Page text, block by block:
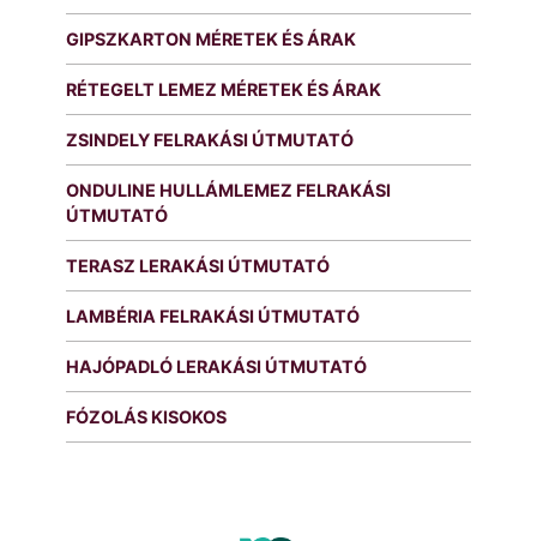
GIPSZKARTON MÉRETEK ÉS ÁRAK
RÉTEGELT LEMEZ MÉRETEK ÉS ÁRAK
ZSINDELY FELRAKÁSI ÚTMUTATÓ
ONDULINE HULLÁMLEMEZ FELRAKÁSI
ÚTMUTATÓ
TERASZ LERAKÁSI ÚTMUTATÓ
LAMBÉRIA FELRAKÁSI ÚTMUTATÓ
HAJÓPADLÓ LERAKÁSI ÚTMUTATÓ
FÓZOLÁS KISOKOS